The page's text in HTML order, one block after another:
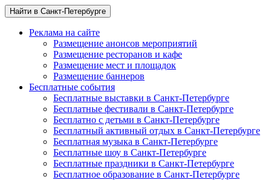
Найти в Санкт-Петербурге
Реклама на сайте
Размещение анонсов мероприятий
Размещение ресторанов и кафе
Размещение мест и площадок
Размещение баннеров
Бесплатные события
Бесплатные выставки в Санкт-Петербурге
Бесплатные фестивали в Санкт-Петербурге
Бесплатно с детьми в Санкт-Петербурге
Бесплатный активный отдых в Санкт-Петербурге
Бесплатная музыка в Санкт-Петербурге
Бесплатные шоу в Санкт-Петербурге
Бесплатные праздники в Санкт-Петербурге
Бесплатное образование в Санкт-Петербурге